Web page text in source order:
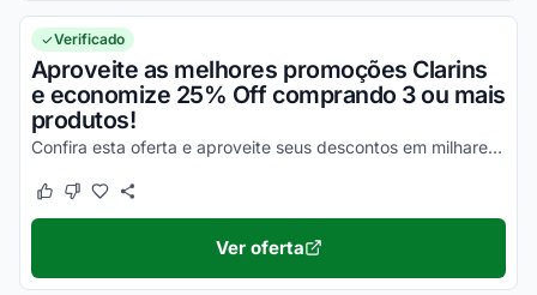
Verificado
Aproveite as melhores promoções Clarins
e economize 25% Off comprando 3 ou mais
produtos!
Confira esta oferta e aproveite seus descontos em milhares de produtos!
Este cupom funcionou
Este cupom não funcionou
Ver oferta